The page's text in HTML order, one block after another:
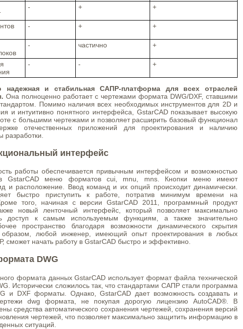
- + +
- + +
- частично +
- - +
надежная и стабильная САПР-платформа для всех отраслей
Она полноценно работает с чертежами формата DWG/DXF, ставшими
Помимо наличия всех необходимых инструментов для 2D и
и интуитивно понятного интерфейса, GstarCAD показывает высокую
с большими чертежами и позволяет расширить базовый функционал
отечественных приложений для проектирования и наличию
разработки.
интерфейс
работы обеспечивается привычным интерфейсом и возможностью
в GstarCAD меню форматов cui, mnu, mns. Кнопки меню имеют
и расположение. Ввод команд и их опций происходит динамически.
быстро приступить к работе, потратив минимум времени на
того, начиная с версии GstarCAD 2011, программный продукт
новый ленточный интерфейс, который позволяет максимально
доступ к самым используемым функциям, а также значительно
пространство благодаря возможности динамического скрытия
образом, любой инженер, имеющий опыт проектирования в любых
сможет начать работу в GstarCAD быстро и эффективно.
DWG
формата данных GstarCAD использует формат файла технической
Исторически сложилось так, что стандартами САПР стали программа
и DXF форматы. Однако, GstarCAD дает возможность создавать и
dwg формата, не покупая дорогую лицензию AutoCAD®. В
средства автоматического сохранения чертежей, сохранения версий
чертежей, что позволяет максимально защитить информацию в
ситуаций.